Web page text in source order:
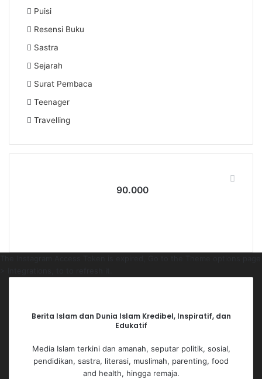
Puisi
Resensi Buku
Sastra
Sejarah
Surat Pembaca
Teenager
Travelling
90.000
Berita Islam dan Dunia Islam Kredibel, Inspiratif, dan
Edukatif
Media Islam terkini dan amanah, seputar politik, sosial,
pendidikan, sastra, literasi, muslimah, parenting, food
and health, hingga remaja.